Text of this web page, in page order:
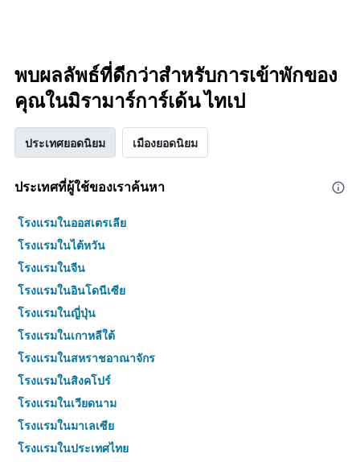
พบผลลัพธ์ที่ดีกว่าสำหรับการเข้าพักของ
คุณในมิรามาร์การ์เด้น ไทเป
ประเทศยอดนิยม เมืองยอดนิยม
ประเทศที่ผู้ใช้ของเราค้นหา
โรงแรมในออสเตรเลีย
โรงแรมในไต้หวัน
โรงแรมในจีน
โรงแรมในอินโดนีเซีย
โรงแรมในญี่ปุ่น
โรงแรมในเกาหลีใต้
โรงแรมในสหราชอาณาจักร
โรงแรมในสิงคโปร์
โรงแรมในเวียดนาม
โรงแรมในมาเลเซีย
โรงแรมในประเทศไทย